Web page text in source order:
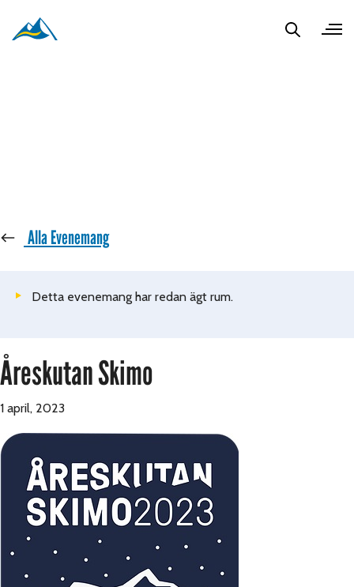
« Alla Evenemang
Detta evenemang har redan ägt rum.
Åreskutan Skimo
1 april, 2023